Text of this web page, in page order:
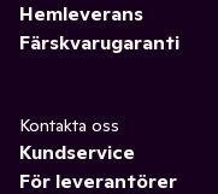
Hemleverans
Färskvarugaranti
Kontakta oss
Kundservice
För leverantörer